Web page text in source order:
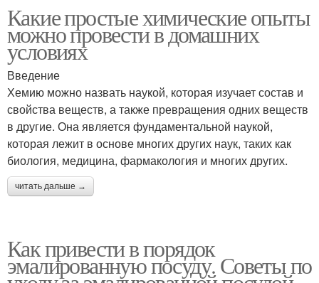
Какие простые химические опыты
можно провести в домашних
условиях
Введение
Хемию можно назвать наукой, которая изучает состав и
свойства веществ, а также превращения одних веществ
в другие. Она является фундаментальной наукой,
которая лежит в основе многих других наук, таких как
биология, медицина, фармакология и многих других.
читать дальше →
Как привести в порядок
эмалированную посуду. Советы по